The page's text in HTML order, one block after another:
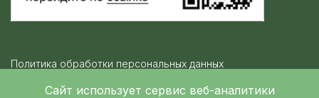
Сайт использует сервис веб-аналитики
Политика обработки персональных данных